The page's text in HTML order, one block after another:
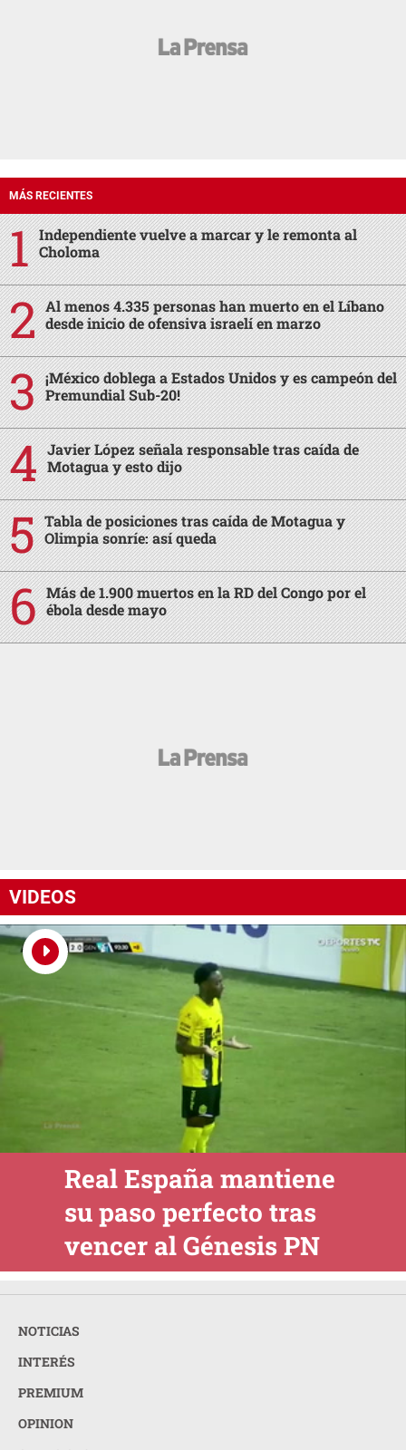
MÁS RECIENTES
Independiente vuelve a marcar y le remonta al
Choloma
Al menos 4.335 personas han muerto en el Líbano
desde inicio de ofensiva israelí en marzo
¡México doblega a Estados Unidos y es campeón del
Premundial Sub-20!
Javier López señala responsable tras caída de
Motagua y esto dijo
Tabla de posiciones tras caída de Motagua y
Olimpia sonríe: así queda
Más de 1.900 muertos en la RD del Congo por el
ébola desde mayo
VIDEOS
Real España mantiene
su paso perfecto tras
vencer al Génesis PN
NOTICIAS
INTERÉS
PREMIUM
OPINION